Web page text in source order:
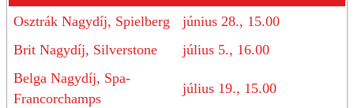
Osztrák Nagydíj, Spielberg
június 28., 15.00
Brit Nagydíj, Silverstone
július 5., 16.00
Belga Nagydíj, Spa-
Francorchamps
július 19., 15.00